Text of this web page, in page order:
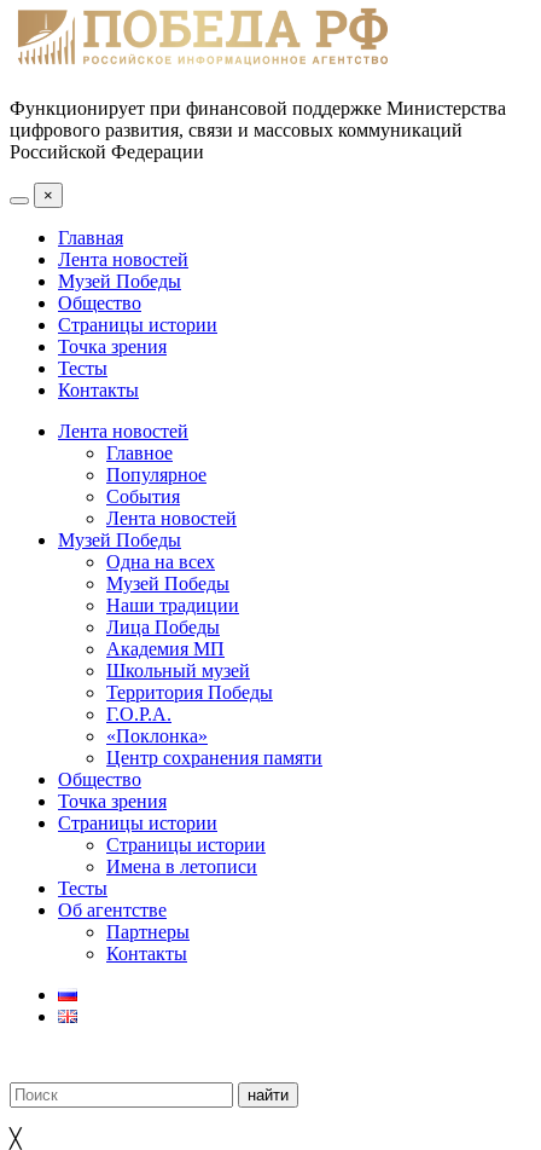
Функционирует при финансовой поддержке Министерства
цифрового развития, связи и массовых коммуникаций
Российской Федерации
×
Главная
Лента новостей
Музей Победы
Общество
Страницы истории
Точка зрения
Тесты
Контакты
Лента новостей
Главное
Популярное
События
Лента новостей
Музей Победы
Одна на всех
Музей Победы
Наши традиции
Лица Победы
Академия МП
Школьный музей
Территория Победы
Г.О.Р.А.
«Поклонка»
Центр сохранения памяти
Общество
Точка зрения
Страницы истории
Страницы истории
Имена в летописи
Тесты
Об агентстве
Партнеры
Контакты
╳